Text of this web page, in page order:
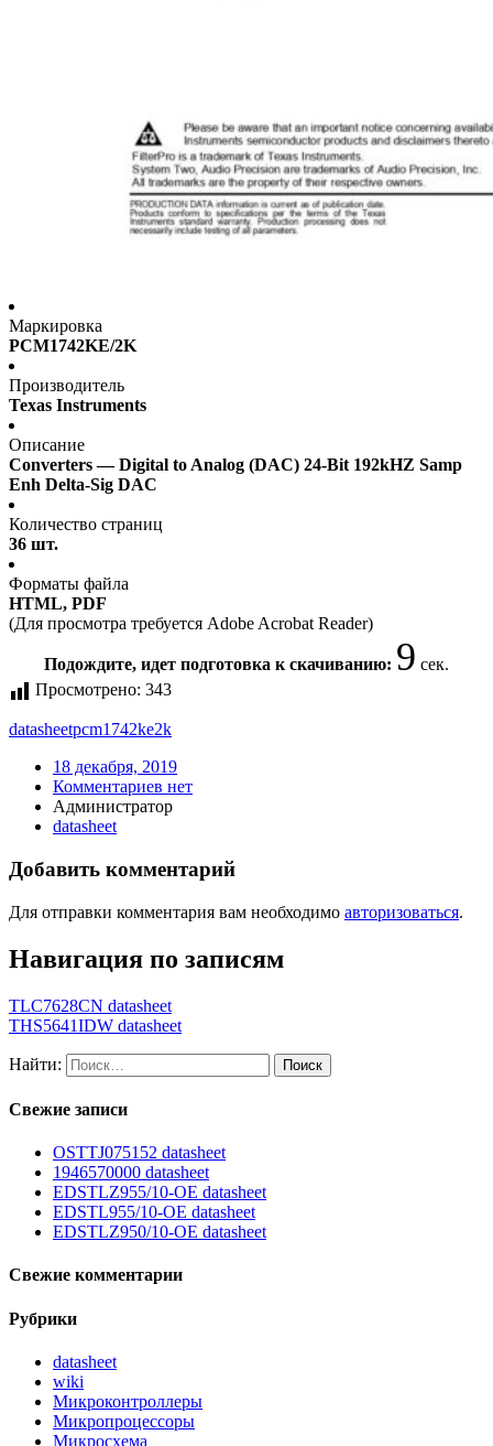
Маркировка
PCM1742KE/2K
Производитель
Texas Instruments
Описание
Converters — Digital to Analog (DAC) 24-Bit 192kHZ Samp
Enh Delta-Sig DAC
Количество страниц
36 шт.
Форматы файла
HTML, PDF
(Для просмотра требуется Adobe Acrobat Reader)
Подождите, идет подготовка к скачиванию: 9 сек.
Просмотрено: 343
datasheetpcm1742ke2k
18 декабря, 2019
Комментариев нет
Администратор
datasheet
Добавить комментарий
Для отправки комментария вам необходимо авторизоваться.
Навигация по записям
TLC7628CN datasheet
THS5641IDW datasheet
Найти:
Свежие записи
OSTTJ075152 datasheet
1946570000 datasheet
EDSTLZ955/10-OE datasheet
EDSTL955/10-OE datasheet
EDSTLZ950/10-OE datasheet
Свежие комментарии
Рубрики
datasheet
wiki
Микроконтроллеры
Микропроцессоры
Микросхема